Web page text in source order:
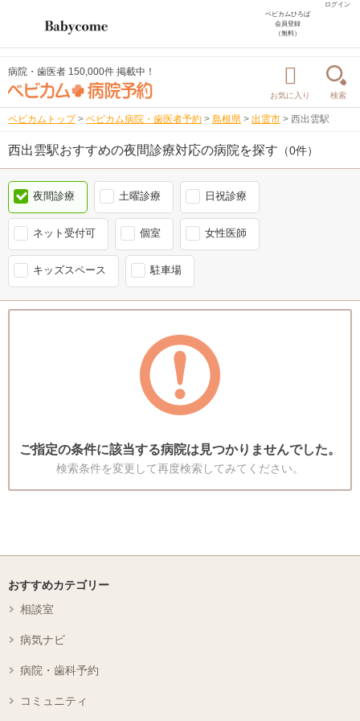
ログイン
ベビカムひろば
会員登録
（無料）
病院・歯医者 150,000件 掲載中！
お気に入り 検索
ベビカムトップ > ベビカム病院・歯医者予約 > 島根県 > 出雲市 > 西出雲駅
西出雲駅おすすめの夜間診療対応の病院を探す （0件）
夜間診療 土曜診療 日祝診療
ネット受付可 個室 女性医師
キッズスペース 駐車場
ご指定の条件に該当する病院は見つかりませんでした。
検索条件を変更して再度検索してみてください。
おすすめカテゴリー
相談室
病気ナビ
病院・歯科予約
コミュニティ